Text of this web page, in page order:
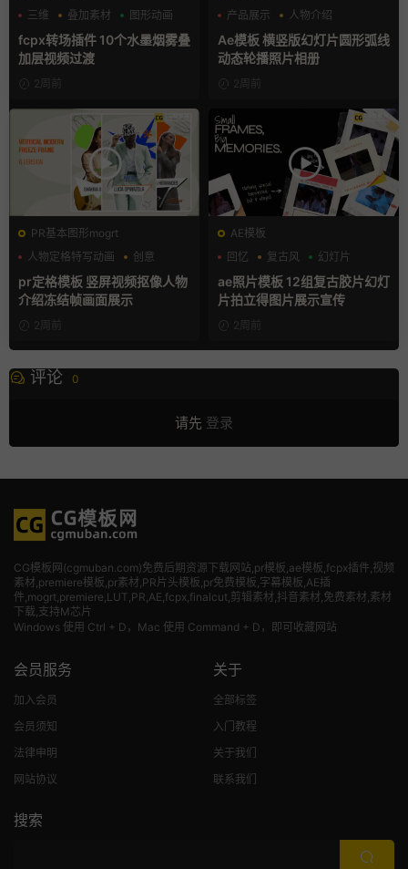
三维
叠加素材 图形动画
fcpx转场插件 10个水墨烟雾叠
加层视频过渡
2周前
产品展示
人物介绍
团队介绍
Ae模板 横竖版幻灯片圆形弧线
动态轮播照片相册
2周前
PR基本图形mogrt
人物定格特写动画
创意
动态海报
pr定格模板 竖屏视频抠像人物
介绍冻结帧画面展示
2周前
AE模板
回忆
复古风 幻灯片
ae照片模板 12组复古胶片幻灯
片拍立得图片展示宣传
2周前
评论 0
请先 登录
CG模板网(cgmuban.com)免费后期资源下载网站,pr模板,ae模板,fcpx插件,视频
素材 ,premiere模板,pr素材,PR片头模板,pr免费模板,字幕模板,AE插
件,mogrt,premiere,LUT,PR,AE,fcpx,finalcut,剪辑素材,抖音素材,免费素材,素材
下载,支持M芯片
Windows 使用 Ctrl + D，Mac 使用 Command + D，即可收藏网站
会员服务
加入会员
会员须知
法律申明
网站协议
关于
全部标签
入门教程
关于我们
联系我们
搜索